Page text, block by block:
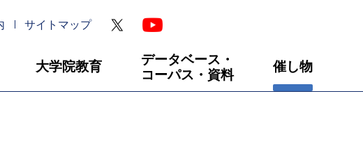
大学院教育
データベース・
コーパス・資料
催し物
サイトマップ